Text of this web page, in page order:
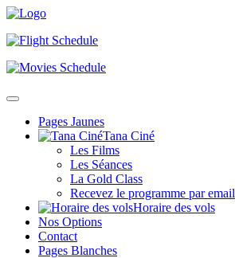
Pages Jaunes
Tana Ciné
Les Films
Les Séances
La Gold Class
Recevez le programme par email
Horaire des vols
Nos Options
Contact
Pages Blanches